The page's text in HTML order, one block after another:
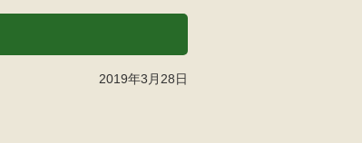
2019年3月28日